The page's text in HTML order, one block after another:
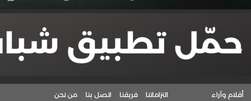
أقلام وآراء التزاماتنا فريقنا اتصل بنا من نحن